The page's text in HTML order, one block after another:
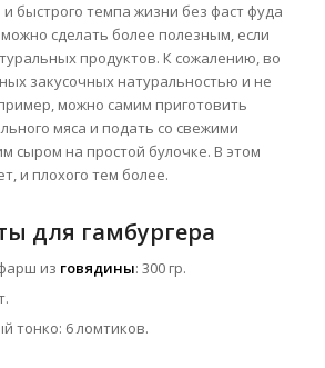
быстрого темпа жизни без фаст фуда
сделать более полезным, если
продуктов. К сожалению, во
закусочныхнатуральностью и не
можно самим приготовить
мяса и подать со свежими
сыром на простой булочке. В этом
и плохого тем более.
для гамбургера
из говядины: 300 гр.
тонко: 6 ломтиков.